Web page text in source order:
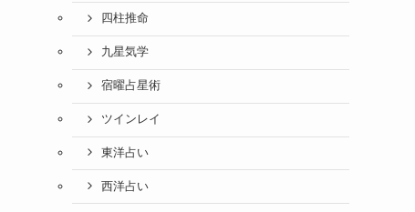
四柱推命
九星気学
宿曜占星術
ツインレイ
東洋占い
西洋占い